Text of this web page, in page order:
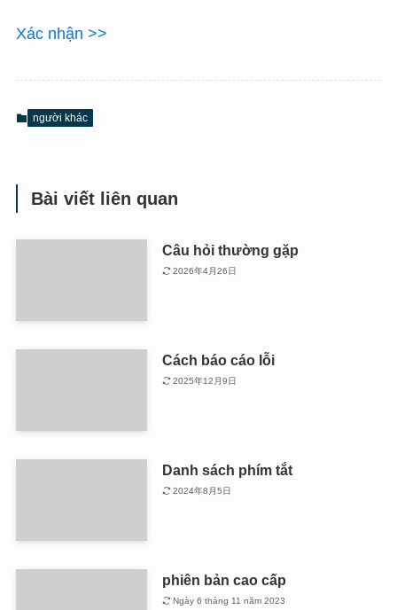
Xác nhận >>
người khác
Bài viết liên quan
Câu hỏi thường gặp
2026年4月26日
Cách báo cáo lỗi
2025年12月9日
Danh sách phím tắt
2024年8月5日
phiên bản cao cấp
Ngày 6 tháng 11 năm 2023